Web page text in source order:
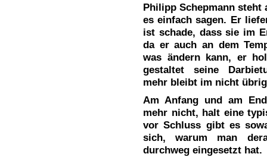
Philipp Schepmann steht
es einfach sagen. Er
ist schade, dass sie im
da er auch an dem
was ändern kann, er
gestaltet seine
mehr bleibt im nicht
Am Anfang und am
mehr nicht, halt eine
vor Schluss gibt es
sich, warum man
durchweg eingesetzt hat.